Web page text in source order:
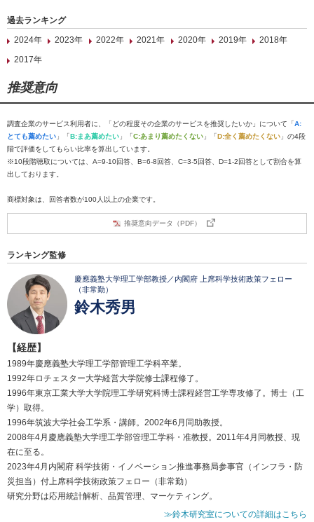
過去ランキング
2024年
2023年 2022年 2021年 2020年 2019年
2018年
2017年
推奨意向
調査企業のサービス利用者に、「どの程度その企業のサービスを推奨したいか」について「A:
とても薦めたい 」「B:まあ薦めたい 」「C:あまり薦めたくない 」「D:全く薦めたくない 」の4段
階で評価をしてもらい比率を算出しています。
※10段階聴取については、A=9-10回答、B=6-8回答、C=3-5回答、D=1-2回答として割合を算
出しております。
商標対象は、回答者数が100人以上の企業です。
推奨意向データ（PDF）
ランキング監修
慶應義塾大学理工学部教授／内閣府 上席科学技術政策フェロー
（非常勤）
鈴木秀男
【経歴】
1989年慶應義塾大学理工学部管理工学科卒業。
1992年ロチェスター大学経営大学院修士課程修了。
1996年東京工業大学大学院理工学研究科博士課程経営工学専攻修了。博士（工
学）取得。
1996年筑波大学社会工学系・講師。2002年6月同助教授。
2008年4月慶應義塾大学理工学部管理工学科・准教授。2011年4月同教授、現
在に至る。
2023年4月内閣府 科学技術・イノベーション推進事務局参事官（インフラ・防
災担当）付上席科学技術政策フェロー（非常勤）
研究分野は応用統計解析、品質管理、マーケティング。
≫鈴木研究室についての詳細はこちら